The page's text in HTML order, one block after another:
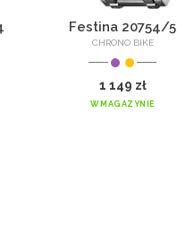
Festina 20754/5
CHRONO BIKE
1 149 zł
W MAGAZYNIE